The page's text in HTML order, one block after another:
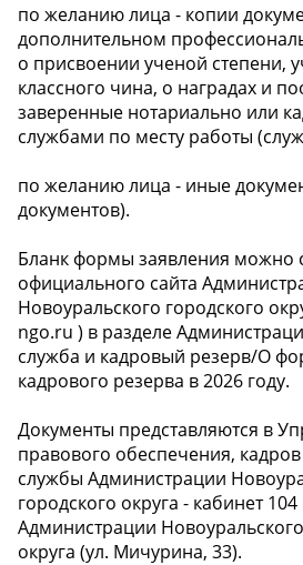
по желанию лица - копии
дополнительном
о присвоении ученой степени,
классного чина, о наградах и
заверенные нотариально или
службами по месту работы
по желанию лица - иные
документов).
Бланк формы заявления можно
официального сайта
Новоуральского городского
ngo.ru ) в разделе
служба и кадровый резерв/О
кадрового резерва в 2026 году.
Документы представляются в
правового обеспечения,
службы Администрации
городского округа - кабинет
Администрации
округа (ул. Мичурина, 33).